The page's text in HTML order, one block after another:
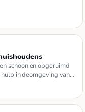
schoon en opgeruimd
in deomgeving van